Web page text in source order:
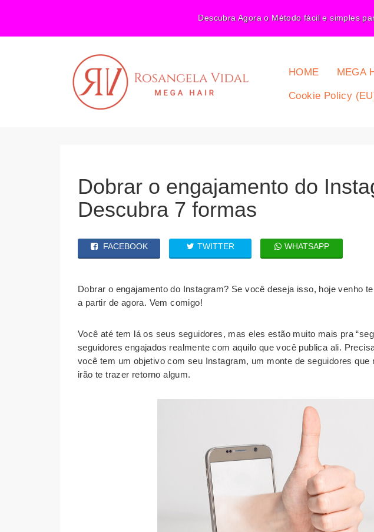
Descubra Agora o Método fácil e simples
HOME MEGA
Cookie Policy
Dobrar o engajamento do
Descubra 7 formas
FACEBOOK TWITTER WHATSAPP
Dobrar o engajamento do Instagram? Se você deseja isso, hoje venho
a partir de agora. Vem comigo!
Você até tem lá os seus seguidores, mas eles estão muito mais pra
seguidores engajados realmente com aquilo que você publica ali.
você tem um objetivo com seu Instagram, um monte de seguidores que
irão te trazer retorno algum.